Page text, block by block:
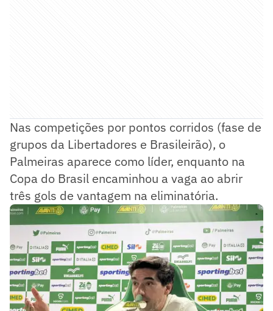
Nas competições por pontos corridos (fase de
grupos da Libertadores e Brasileirão), o
Palmeiras aparece como líder, enquanto na
Copa do Brasil encaminhou a vaga ao abrir
três gols de vantagem na eliminatória.